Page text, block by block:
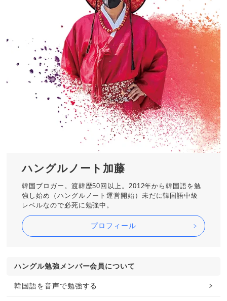
ハングルノート加藤
韓国ブロガー。渡韓歴50回以上。2012年から韓国語を勉
強し始め（ハングルノート運営開始）未だに韓国語中級
レベルなので必死に勉強中。
プロフィール
ハングル勉強メンバー会員について
韓国語を音声で勉強する